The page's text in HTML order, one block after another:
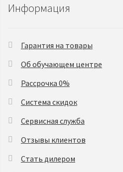
Информация
Гарантия на товары
Об обучающем центре
Рассрочка 0%
Система скидок
Сервисная служба
Отзывы клиентов
Стать дилером